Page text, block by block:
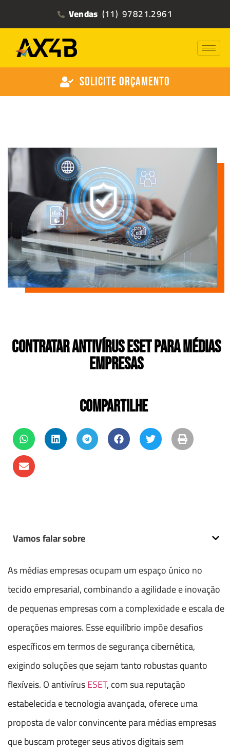
Vendas (11) 97821.2961
Solicite Orçamento
Contratar Antivírus ESET para médias
empresas
COMPARTILHE
Vamos falar sobre
As médias empresas ocupam um espaço único no
tecido empresarial, combinando a agilidade e inovação
de pequenas empresas com a complexidade e escala de
operações maiores. Esse equilíbrio impõe desafios
específicos em termos de segurança cibernética,
exigindo soluções que sejam tanto robustas quanto
flexíveis. O antivírusESET, com sua reputação
estabelecida e tecnologia avançada, oferece uma
proposta de valor convincente para médias empresas
que buscam proteger seus ativos digitais sem